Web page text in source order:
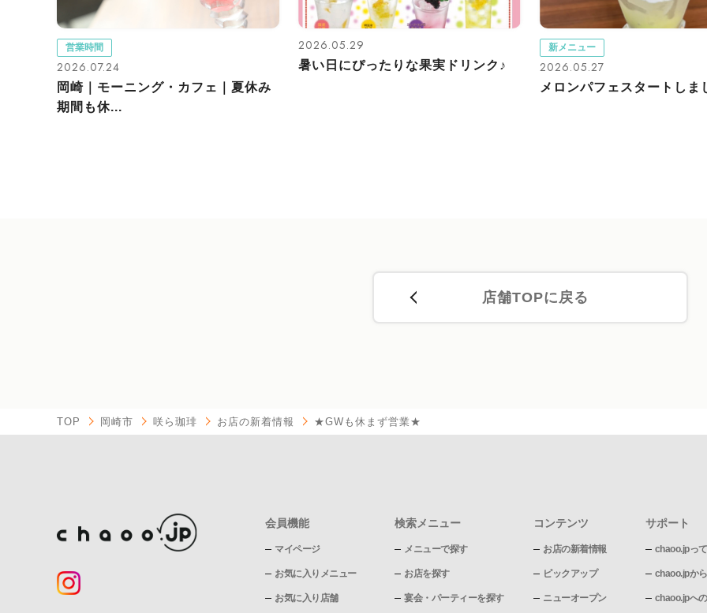
営業時間
2026.07.24
岡崎｜モーニング・カフェ｜夏休み
期間も休...
2026.05.29
暑い日にぴったりな果実ドリンク♪
新メニュー
2026.05.27
メロンパフェスタートしま
店舗TOPに戻る
TOP 岡崎市 咲ら珈琲 お店の新着情報 ★GWも休まず営業★
会員機能
マイページ
お気に入りメニュー
お気に入り店舗
検索メニュー
メニューで探す
お店を探す
宴会・パーティーを探す
コンテンツ
お店の新着情報
ピックアップ
ニューオープン
サポート
chaoo.jpっ
chaoo.jpか
chaoo.jpへ